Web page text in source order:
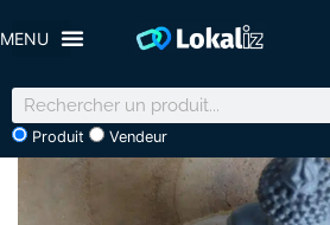
Produit Vendeur